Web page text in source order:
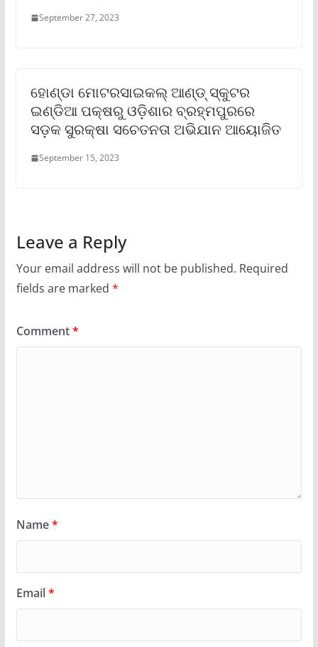
September 27, 2023
ହୋଣ୍ଡା ମୋଟରସାଇକଲ୍ ଆଣ୍ଡ୍ ସ୍କୁଟର
ଇଣ୍ଡିଆ ପକ୍ଷରୁ ଓଡ଼ିଶାର ବ୍ରହ୍ମପୁରରେ
ସଡ଼କ ସୁରକ୍ଷା ସଚେତନତା ଅଭିଯାନ ଆୟୋଜିତ
September 15, 2023
Leave a Reply
Your email address will not be published. Required
fields are marked *
Comment*
Name*
Email*